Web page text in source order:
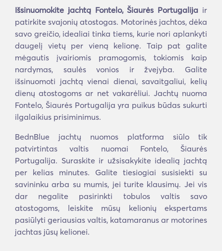
Išsinuomokite jachtą Fontelo, Šiaurės Portugalija ir
patirkite svajonių atostogas. Motorinės jachtos, dėka
savo greičio, idealiai tinka tiems, kurie nori aplankyti
daugelį vietų per vieną kelionę. Taip pat galite
mėgautis įvairiomis pramogomis, tokiomis kaip
nardymas, saulės vonios ir žvejyba. Galite
išsinuomoti jachtą vienai dienai, savaitgaliui, kelių
dienų atostogoms ar net vakarėliui. Jachtų nuoma
Fontelo, Šiaurės Portugalija yra puikus būdas sukurti
ilgalaikius prisiminimus.
BednBlue jachtų nuomos platforma siūlo tik
patvirtintas valtis nuomai Fontelo, Šiaurės
Portugalija. Suraskite ir užsisakykite idealią jachtą
per kelias minutes. Galite tiesiogiai susisiekti su
savininku arba su mumis, jei turite klausimų. Jei vis
dar negalite pasirinkti tobulos valtis savo
atostogoms, leiskite mūsų kelionių ekspertams
pasiūlyti geriausias valtis, katamaranus ar motorines
jachtas jūsų kelionei.